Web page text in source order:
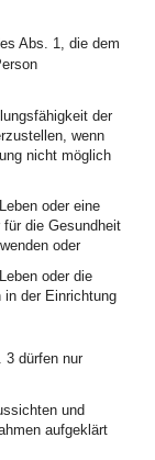
Abs. 1, die dem
der
wenn
nicht möglich
oder eine
für die Gesundheit
oder
oder die
in der Einrichtung
3 dürfen nur
und
aufgeklärt